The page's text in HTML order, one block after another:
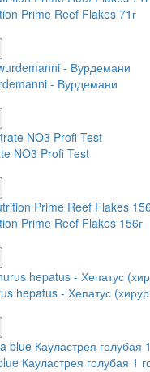
Prime Reef Flakes 71г
- Вурдемани
NO3 Profi Test
Prime Reef Flakes 156г
hepatus - Хепатус
Кауластрея голубая 1